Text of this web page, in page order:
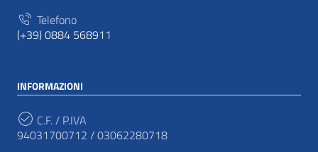
Telefono
(+39) 0884 568911
INFORMAZIONI
C.F. / P.IVA
94031700712 / 03062280718